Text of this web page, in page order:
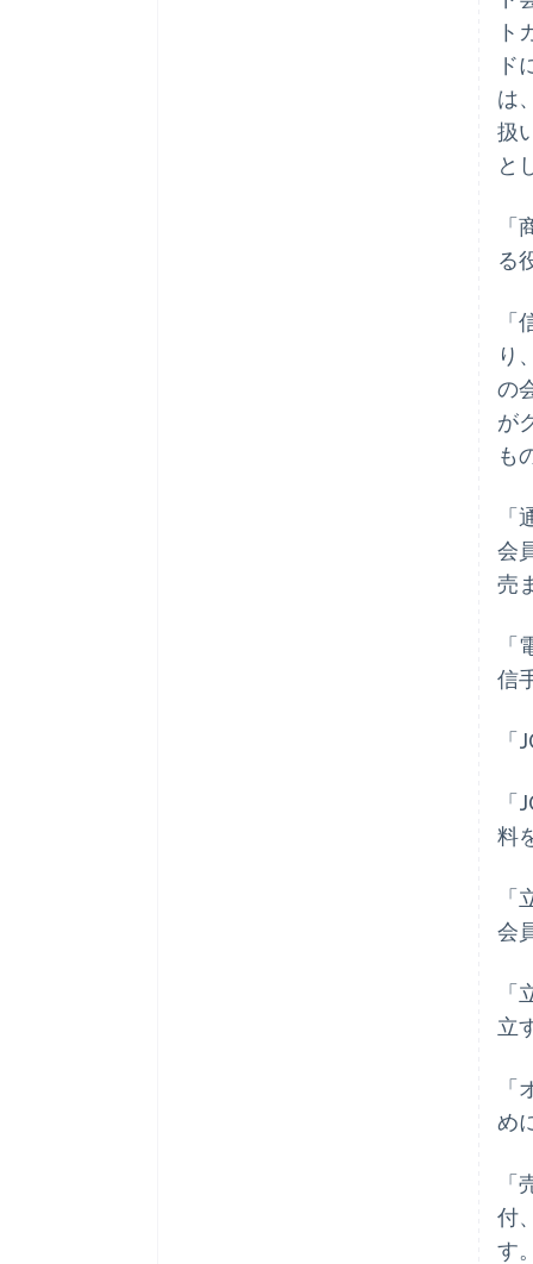
ト
ド
は
扱
と
る
り
の
が
も
会
売
信
料
会
立
め
付
す